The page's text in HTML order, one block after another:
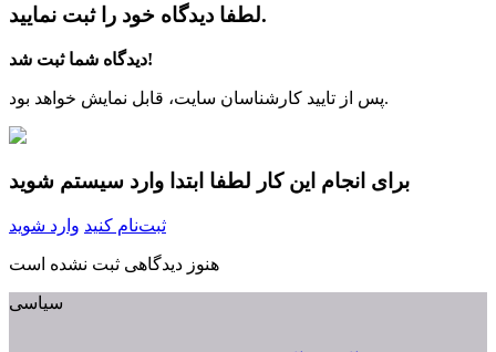
لطفا دیدگاه خود را ثبت نمایید.
دیدگاه شما ثبت شد!
پس از تایید کارشناسان سایت، قابل نمایش خواهد بود.
برای انجام این کار لطفا ابتدا وارد سیستم شوید
ثبت‌نام کنید وارد شوید
هنوز دیدگاهی ثبت نشده است
سیاسی